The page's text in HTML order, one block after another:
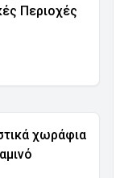
Περιοχές
χωράφια